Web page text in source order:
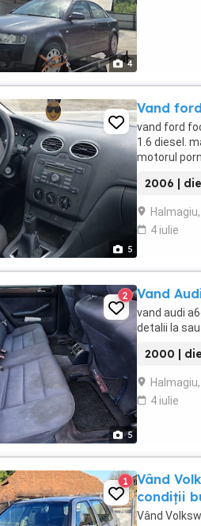
4
5
Vand
vand ford
1.6 diesel.
motorul
2006 |
4 iulie
5
2 Vand
vand audi
detalii la sau .
2000 |
4 iulie
1
Vând
condiții
Vând